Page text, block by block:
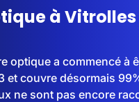
à Vitrolles
optique a commencé à
et couvre désormais
ne sont pas encore